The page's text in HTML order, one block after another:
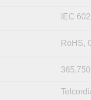
IEC
RoHS,